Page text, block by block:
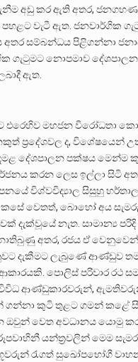
අඩු කර ඇති අතර,
පහළට වැටී ඇත. ජනවාර්ගික
සම්බන්ධය පිළිගන්නා
ගැටුමට නොපමාව
ඇත.
එරෙහිව මහජන විරෝධතා
ප්‍රදේශවල ද, විශේෂයෙන්
දේශපාලන පක්ෂය මෙන්ම
කරන ලෙස ඉල්ලා සිටි
විශ්වවිද්‍යාල සිසුහු
වෙතත්, බොහෝ අය
දැක්වූයේ නැත. සාමාන්‍ය
අතර, රජය ඒ
දැකීමට ලැබුණේ ආණ්ඩුව
පොලිස් පරිවාර රථ
ආණ්ඩුකාරවරුන්,
ගන්නා කුටි තුළට ගමන් කළේ
ඔවුන් වෙත අවධානය යොමු
යන්ත්‍රවලින් මෙම
රැගත් සුඛෝපභෝගී